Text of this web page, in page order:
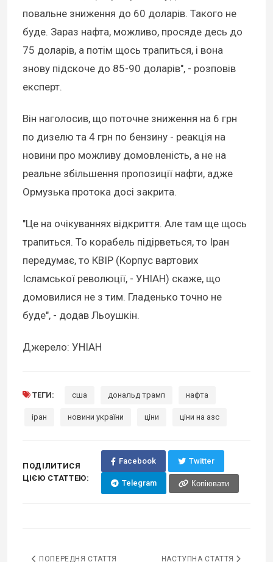
повальне зниження до 60 доларів. Такого не
буде. Зараз нафта, можливо, просяде десь до
75 доларів, а потім щось трапиться, і вона
знову підскоче до 85-90 доларів", - розповів
експерт.
Він наголосив, що поточне зниження на 6 грн
по дизелю та 4 грн по бензину - реакція на
новини про можливу домовленість, а не на
реальне збільшення пропозиції нафти, адже
Ормузька протока досі закрита.
"Це на очікуваннях відкриття. Але там ще щось
трапиться. То корабель підірветься, то Іран
передумає, то КВІР (Корпус вартових
Ісламської революції, - УНІАН) скаже, що
домовилися не з тим. Гладенько точно не
буде", - додав Льоушкін.
Джерело: УНІАН
ТЕГИ: сша дональд трамп нафта
іран новини україни ціни ціни на азс
ПОДІЛИТИСЯ
ЦІЄЮ СТАТТЕЮ:
Facebook Twitter
Telegram Копіювати
ПОПЕРЕДНЯ СТАТТЯ НАСТУПНА СТАТТЯ